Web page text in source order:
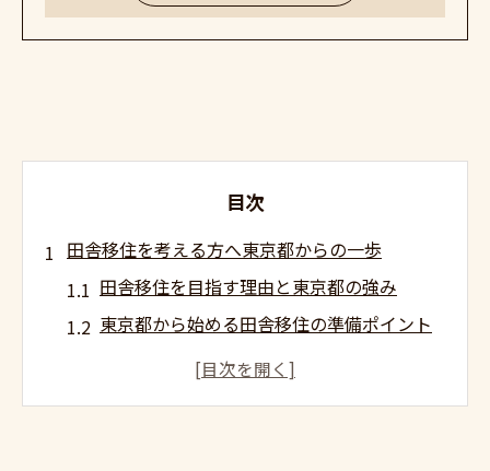
目次
田舎移住を考える方へ東京都からの一歩
田舎移住を目指す理由と東京都の強み
東京都から始める田舎移住の準備ポイント
田舎移住の不安を解消するための考え方